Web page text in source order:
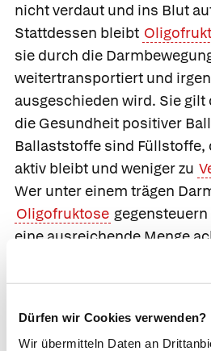
Dürfen wir Cookies verwenden?
Wir übermitteln Daten an
nicht verdaut und ins Blut
Stattdessen bleibt
sie durch die
weitertransportiert und
ausgeschieden wird. Sie gilt
die Gesundheit positiver
Ballaststoffe sind Füllstoffe,
aktiv bleibt und weniger zu
Wer unter einem trägen
Oligofruktose
eine ausreichende Menge
Effekt sind mindesten 8
notwendig.
Um den täglichen
sind jedoch keine